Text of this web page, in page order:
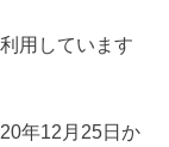
用しています
年12月25日か